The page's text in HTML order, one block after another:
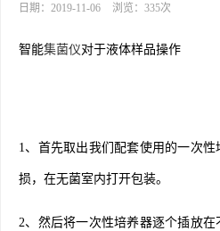
日期：2019-11-06 浏览：335次
智能集菌仪对于液体样品操作
1、首先取出我们配套使用的一次
损，在无菌室内打开包装。
2、然后将一次性培养器逐个插放